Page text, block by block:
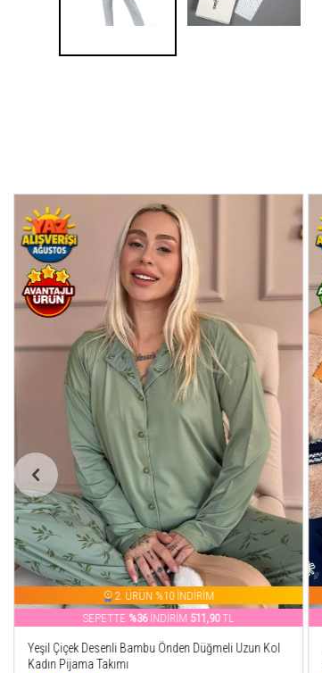
2. ÜRÜN %10 İNDİRİM
SEPETTE %24İNDİRİM 607,17TL
Lacivert Soft Daisy Desenli Bambu Önden Düğmeli
Kısa Kol Pijama Takımı